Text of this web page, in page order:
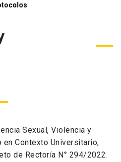
Sexual, Violencia y
en Contexto Universitario,
de Rectoría N° 294/2022.